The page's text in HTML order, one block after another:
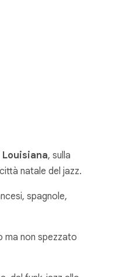
Louisiana, sulla
natale del jazz.
spagnole,
ma non spezzato